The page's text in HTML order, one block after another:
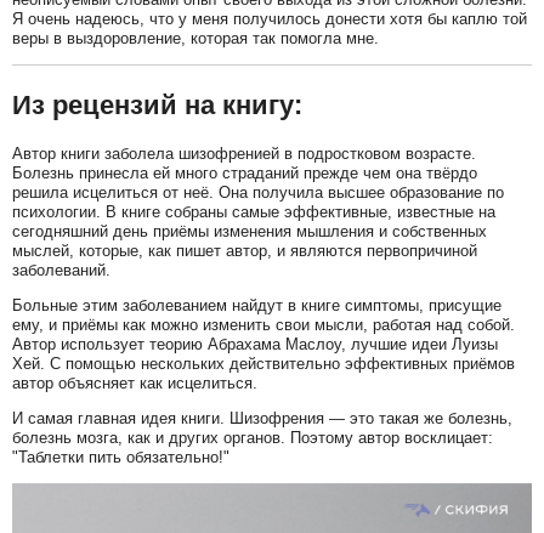
Я очень надеюсь, что у меня получилось донести хотя бы каплю той
веры в выздоровление, которая так помогла мне.
Из рецензий на книгу:
Автор книги заболела шизофренией в подростковом возрасте.
Болезнь принесла ей много страданий прежде чем она твёрдо
решила исцелиться от неё. Она получила высшее образование по
психологии. В книге собраны самые эффективные, известные на
сегодняшний день приёмы изменения мышления и собственных
мыслей, которые, как пишет автор, и являются первопричиной
заболеваний.
Больные этим заболеванием найдут в книге симптомы, присущие
ему, и приёмы как можно изменить свои мысли, работая над собой.
Автор использует теорию Абрахама Маслоу, лучшие идеи Луизы
Хей. С помощью нескольких действительно эффективных приёмов
автор объясняет как исцелиться.
И самая главная идея книги. Шизофрения — это такая же болезнь,
болезнь мозга, как и других органов. Поэтому автор восклицает:
"Таблетки пить обязательно!"